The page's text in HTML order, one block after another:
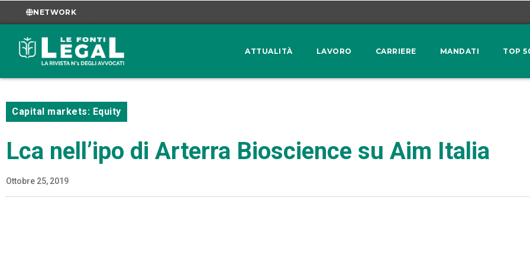
NETWORK
ATTUALITÀ LAVORO CARRIERE MANDATI TOP
Capital markets: Equity
Lca nell’ipo di Arterra Bioscience su Aim Italia
Ottobre 25, 2019